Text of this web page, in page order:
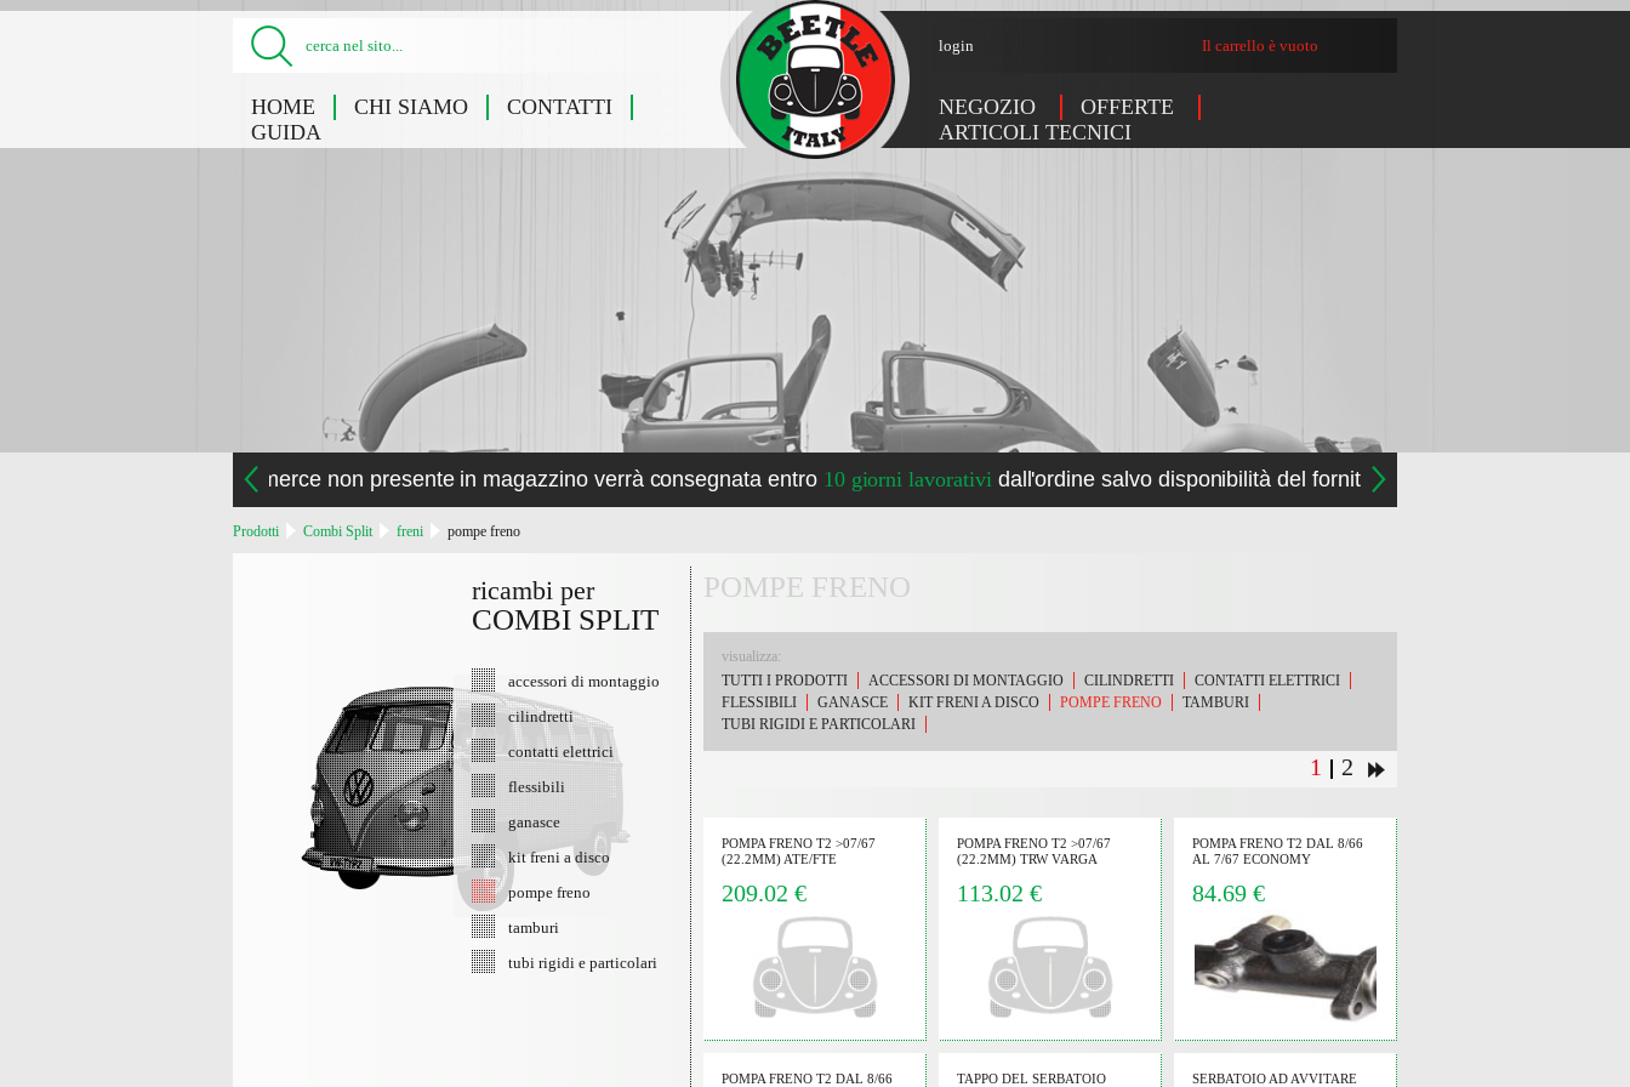
cerca nel sito... Il carrello è vuoto
login
HOME CHI SIAMO
CONTATTI
GUIDA
NEGOZIO
OFFERTE
ARTICOLI TECNICI
la merce non presente in magazzino verrà consegnata entro 10 giorni lavoratividall'ordine salvo disponibilità del fornitore
Prodotti Combi Split freni pompe freno
ricambi per
COMBI SPLIT
accessori di montaggio
cilindretti
contatti elettrici
flessibili
ganasce
kit freni a disco
pompe freno
tamburi
tubi rigidi e particolari
POMPE FRENO
visualizza:
TUTTI I PRODOTTI
ACCESSORI DI MONTAGGIO CILINDRETTI
CONTATTI ELETTRICI
FLESSIBILI
GANASCE KIT FRENI A DISCO POMPE FRENO
TAMBURI
TUBI RIGIDI E PARTICOLARI
1 2
POMPA FRENO T2 >07/67
(22.2MM) ATE/FTE
209.02 €
POMPA FRENO T2 >07/67
(22.2MM) TRW VARGA
113.02 €
POMPA FRENO T2 DAL 8/66
AL 7/67 ECONOMY
84.69 €
POMPA FRENO T2 DAL 8/66
TAPPO DEL SERBATOIO
SERBATOIO AD AVVITARE